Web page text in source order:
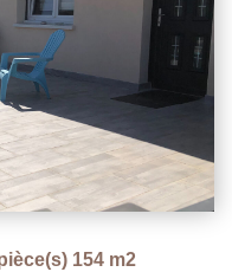
154 m2